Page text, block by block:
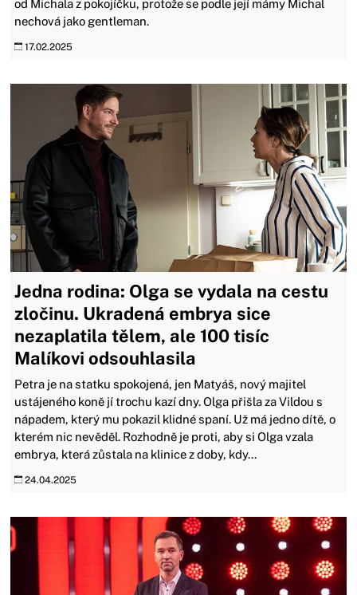
od Michala z pokojíčku, protože se podle její mámy Michal
nechová jako gentleman.
17.02.2025
Jedna rodina: Olga se vydala na cestu
zločinu. Ukradená embrya sice
nezaplatila tělem, ale 100 tisíc
Malíkovi odsouhlasila
Petra je na statku spokojená, jen Matyáš, nový majitel
ustájeného koně jí trochu kazí dny. Olga přišla za Vildou s
nápadem, který mu pokazil klidné spaní. Už má jedno dítě, o
kterém nic nevěděl. Rozhodně je proti, aby si Olga vzala
embrya, která zůstala na klinice z doby, kdy...
24.04.2025